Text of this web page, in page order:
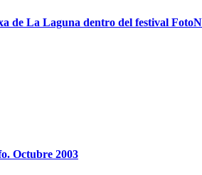
de La Laguna dentro del festival
Octubre 2003